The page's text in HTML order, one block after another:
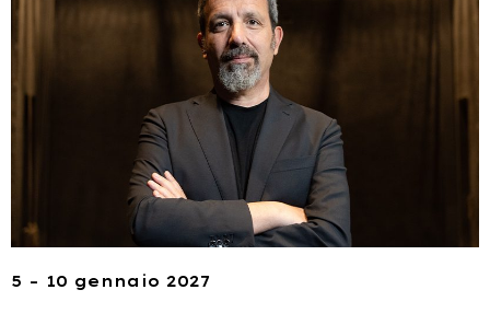
5 – 10 gennaio 2027